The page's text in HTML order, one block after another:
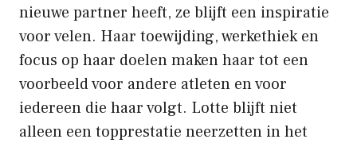
nieuwe partner heeft, ze blijft een inspiratie
voor velen. Haar toewijding, werkethiek en
focus op haar doelen maken haar tot een
voorbeeld voor andere atleten en voor
iedereen die haar volgt. Lotte blijft niet
alleen een topprestatie neerzetten in het